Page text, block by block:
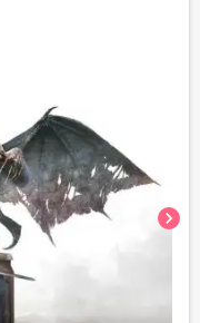
chevron_right